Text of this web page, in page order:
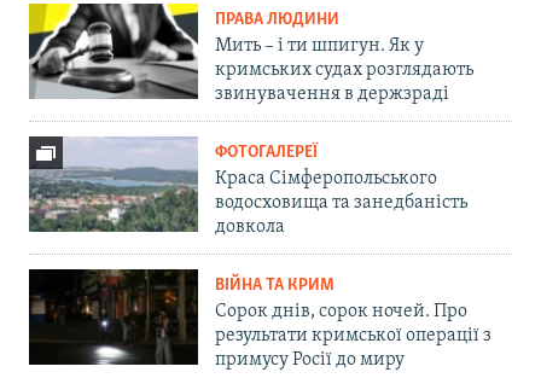
ПРАВА ЛЮДИНИ
Мить – і ти шпигун. Як у
кримських судах розглядають
звинувачення в держзраді
ФОТОГАЛЕРЕЇ
Краса Сімферопольського
водосховища та занедбаність
довкола
ВІЙНА ТА КРИМ
Сорок днів, сорок ночей. Про
результати кримської операції з
примусу Росії до миру